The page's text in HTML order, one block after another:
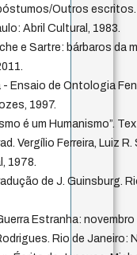
Outros
Abril Cultural, 1983.
e Sartre: bárbaros da
- Ensaio de Ontologia
1997.
é um Humanismo”.
Vergílio Ferreira, Luiz
1978.
de J. Guinsburg.
Estranha:
Rio de Janeiro: